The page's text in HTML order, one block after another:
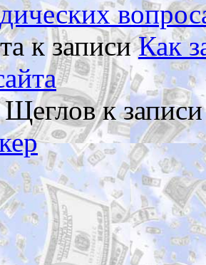
к записиКак
к